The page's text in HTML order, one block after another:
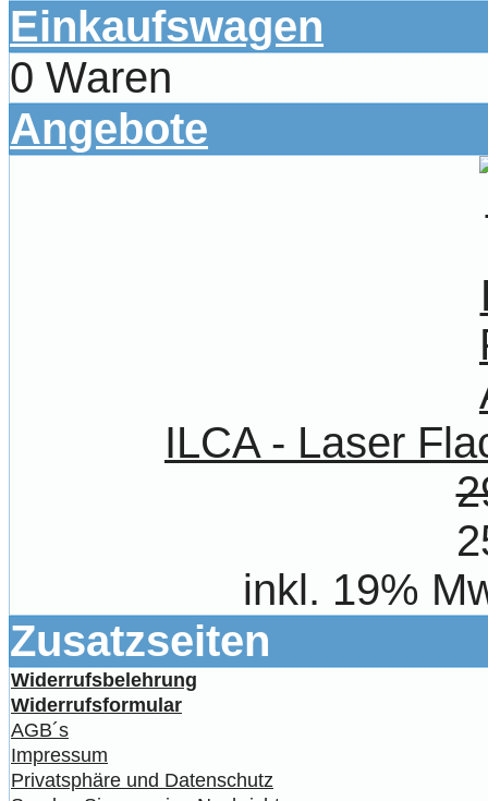
Einkaufswagen
0 Waren
Angebote
ILCA - Laser
inkl. 19%
Zusatzseiten
Widerrufsbelehrung
Widerrufsformular
AGB´s
Impressum
Privatsphäre und Datenschutz